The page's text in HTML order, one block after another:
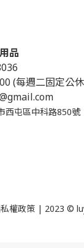
品
(每週二固定公休
西屯區中科路850號
權政策| 2023 ©